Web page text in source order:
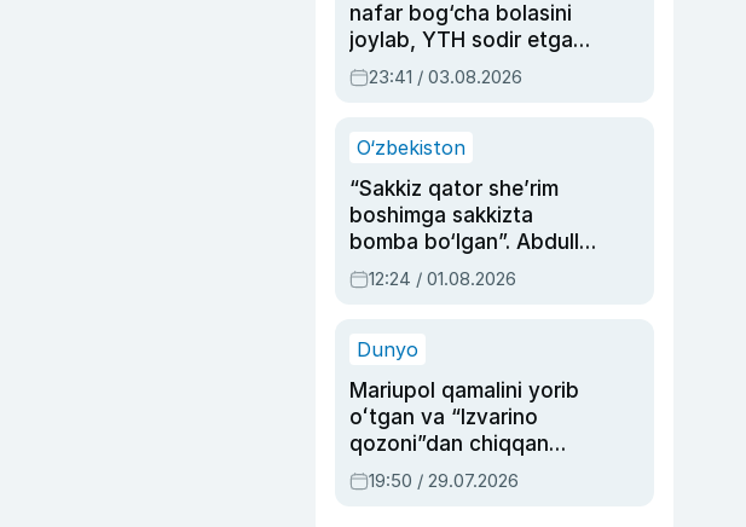
nafar bog‘cha bolasini
joylab, YTH sodir etgan
ayolga sud hukmi o‘qildi
23:41 / 03.08.2026
O‘zbekiston
“Sakkiz qator she’rim
boshimga sakkizta
bomba bo‘lgan”. Abdulla
Oripovni siyosiy
ayblovlardan asrab
12:24 / 01.08.2026
Dunyo
Mariupol qamalini yorib
oʻtgan va “Izvarino
qozoni”dan chiqqan
qahramon — Ukraina
armiyasi bosh
19:50 / 29.07.2026